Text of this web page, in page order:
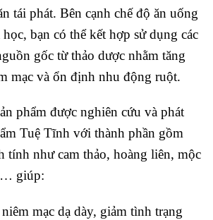
tái phát. Bên cạnh chế độ ăn uống
bạn có thể kết hợp sử dụng các
gốc từ thảo dược nhằm tăng
mạc và ổn định nhu động ruột.
phẩm được nghiên cứu và phát
Tuệ Tĩnh với thành phần gồm
tính như cam thảo, hoàng liên, mộc
giúp:
mạc dạ dày, giảm tình trạng